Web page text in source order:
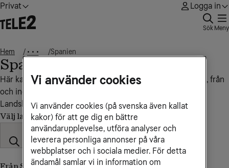
Privat Logga in
Sök Meny
Hem • • • Spanien
Spanien
Här kan du se vad det kostar att ringa, sms:a och surfa till, från
och inom Spanien.
Landskod: +34
Välj land
Vi använder cookies
Vi använder cookies (på svenska även kallat
kakor) för att ge dig en bättre
användarupplevelse, utföra analyser och
leverera personliga annonser på våra
webbplatser och i sociala medier. För detta
ändamål samlar vi in information om